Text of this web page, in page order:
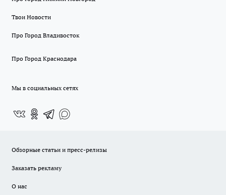
Твои Новости
Про Город Владивосток
Про Город Краснодара
Мы в социальных сетях
Обзорные статьи и пресс-релизы
Заказать рекламу
О нас